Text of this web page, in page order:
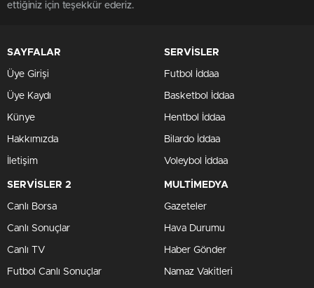
ettiğiniz için teşekkür ederiz.
SAYFALAR
Üye Girişi
Üye Kaydı
Künye
Hakkımızda
İletişim
SERVİSLER
Futbol İddaa
Basketbol İddaa
Hentbol İddaa
Bilardo İddaa
Voleybol İddaa
SERVİSLER 2
Canlı Borsa
Canlı Sonuçlar
Canlı TV
Futbol Canlı Sonuçlar
MULTİMEDYA
Gazeteler
Hava Durumu
Haber Gönder
Namaz Vakitleri